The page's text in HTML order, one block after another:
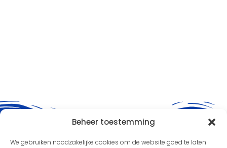
Beheer toestemming
We gebruiken noodzakelijke cookies om de website goed te laten